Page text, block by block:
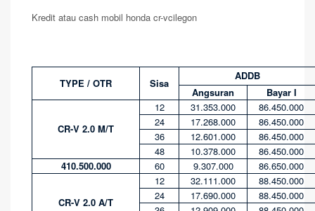
Kredit atau cash mobil honda cr-vcilegon
TYPE / OTR Sisa
ADDB
Angsuran
Bayar I
CR-V 2.0 M/T
12 31.353.000
86.450.000
24
17.268.000
86.450.000
36
12.601.000
86.450.000
48
10.378.000
86.450.000
410.500.000
60 9.307.000 86.650.000
CR-V 2.0 A/T
12 32.111.000
88.450.000
24
17.690.000
88.450.000